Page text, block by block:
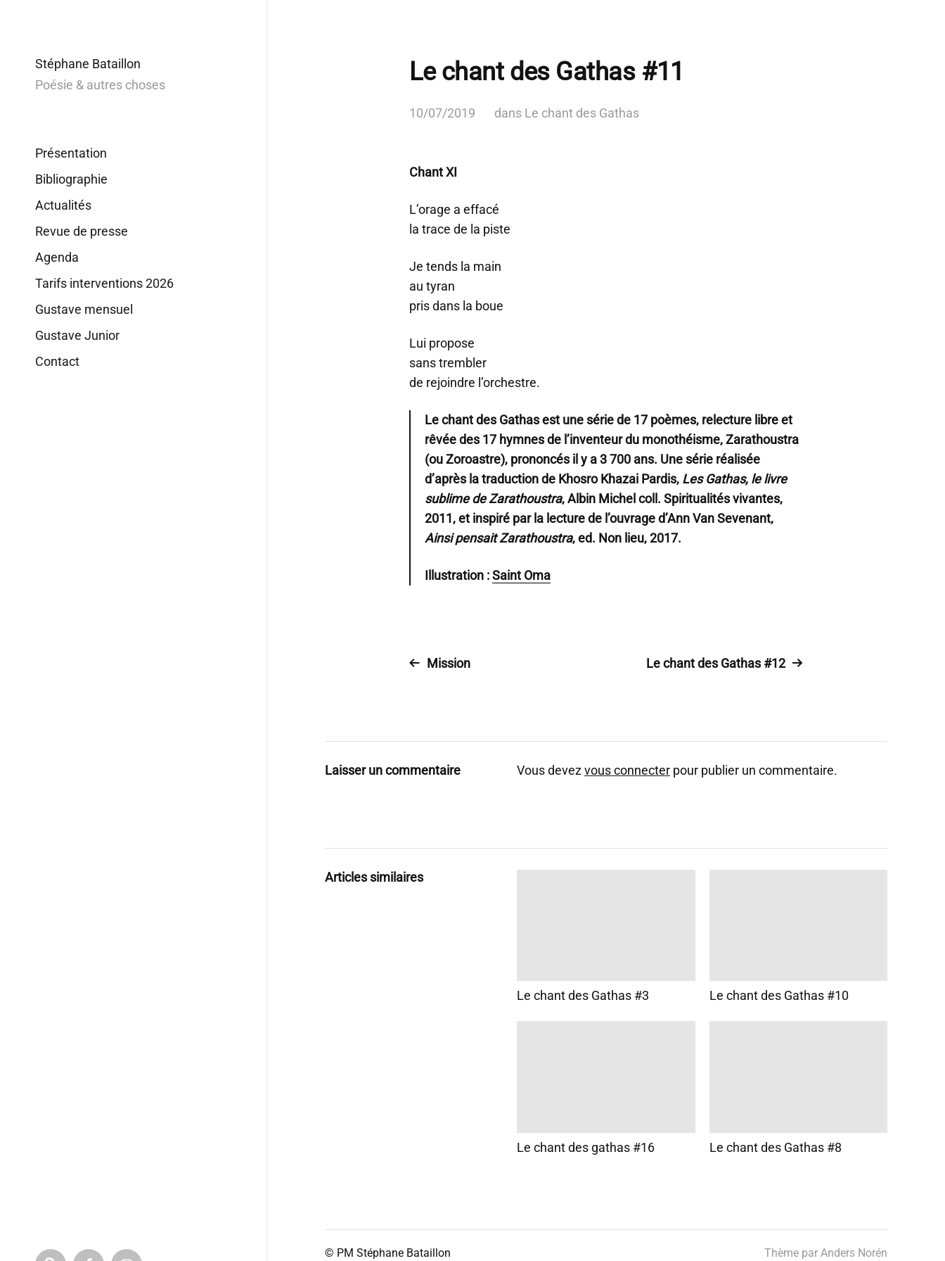
Stéphane Bataillon
Poésie & autres choses
Présentation
Bibliographie
Actualités
Revue de presse
Agenda
Tarifs interventions 2026
Gustave mensuel
Gustave Junior
Contact
Le chant des Gathas #11
10/07/2019 dans Le chant des Gathas
Chant XI
L’orage a effacé
la trace de la piste
Je tends la main
au tyran
pris dans la boue
Lui propose
sans trembler
de rejoindre l’orchestre.
Le chant des Gathas est une série de 17 poèmes, relecture libre et
rêvée des 17 hymnes de l’inventeur du monothéisme, Zarathoustra
(ou Zoroastre), prononcés il y a 3 700 ans. Une série réalisée
d’après la traduction de Khosro Khazai Pardis, Les Gathas, le livre
sublime de Zarathoustra, Albin Michel coll. Spiritualités vivantes,
2011, et inspiré par la lecture de l’ouvrage d’Ann Van Sevenant,
Ainsi pensait Zarathoustra, ed. Non lieu, 2017.
Illustration :Saint Oma
Mission Le chant des Gathas #12
Laisser un commentaire Vous devezvous connecter pour publier un commentaire.
Articles similaires
Le chant des Gathas #3 Le chant des Gathas #10
Le chant des gathas #16 Le chant des Gathas #8
© PM Stéphane Bataillon Thème par Anders Norén